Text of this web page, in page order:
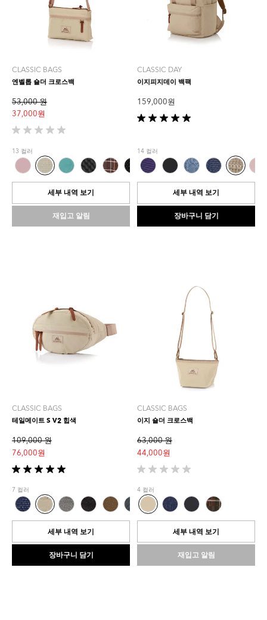
CLASSIC BAGS
엔벨롭 숄더 크로스백
53,000 원
37,000 원
별
5
개
중
0.0
입
다.
13 컬러
세부 내역 보기
재입고 알림
CLASSIC DAY
이지피지데이 백팩
159,000 원
별
개
중
5.0
개
니
1
14 컬러
세부 내역 보기
장바구니 담기
CLASSIC BAGS
테일메이트 S V2 힙색
109,000 원
76,000 원
별
5
개
중
5.0
입
다.
7 컬러
세부 내역 보기
장바구니 담기
CLASSIC BAGS
이지 숄더 크로스백
63,000 원
44,000 원
별
5
개
중
0.0
입
다.
4 컬러
세부 내역 보기
재입고 알림